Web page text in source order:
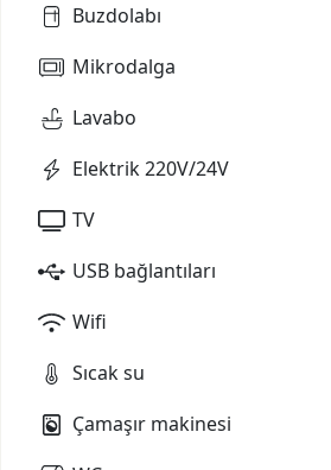
Buzdolabı
Mikrodalga
Lavabo
Elektrik 220V/24V
TV
USB bağlantıları
Wifi
Sıcak su
Çamaşır makinesi